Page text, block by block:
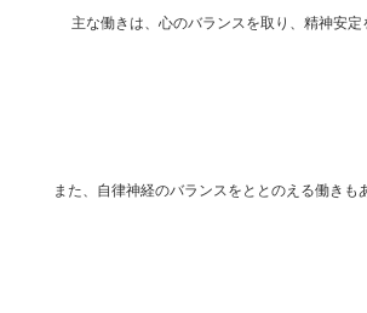
主な働きは、心のバランスを取り、精神安定
また、自律神経のバランスをととのえる働きも